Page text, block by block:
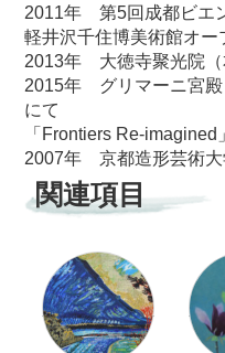
2011年 第5回成都ビエ
軽井沢千住博美術館オー
2013年 大徳寺聚光院（
2015年 グリマーニ宮殿
にて
「Frontiers Re-imagined
2007年 京都造形芸術大
関連項目